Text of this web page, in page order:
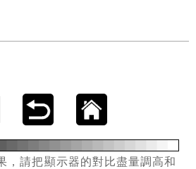
，請把顯示器的對比盡量調高和